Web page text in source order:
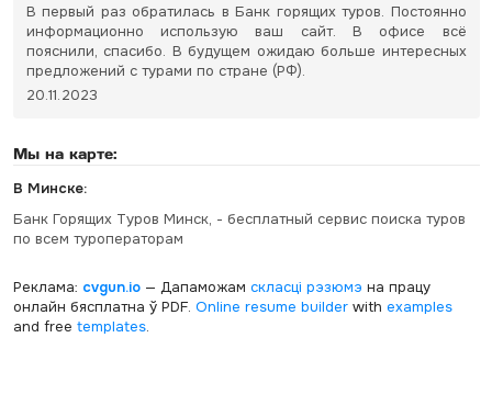
В первый раз обратилась в Банк горящих туров. Постоянно
информационно использую ваш сайт. В офисе всё
пояснили, спасибо. В будущем ожидаю больше интересных
предложений с турами по стране (РФ).
20.11.2023
Мы на карте:
В Минске:
Банк Горящих Туров Минск, - бесплатный сервис поиска туров
по всем туроператорам
Реклама: cvgun.io— Дапаможам скласці рэзюмэ на працу
онлайн бясплатна ў PDF. Online resume builderwith examples
and free templates.